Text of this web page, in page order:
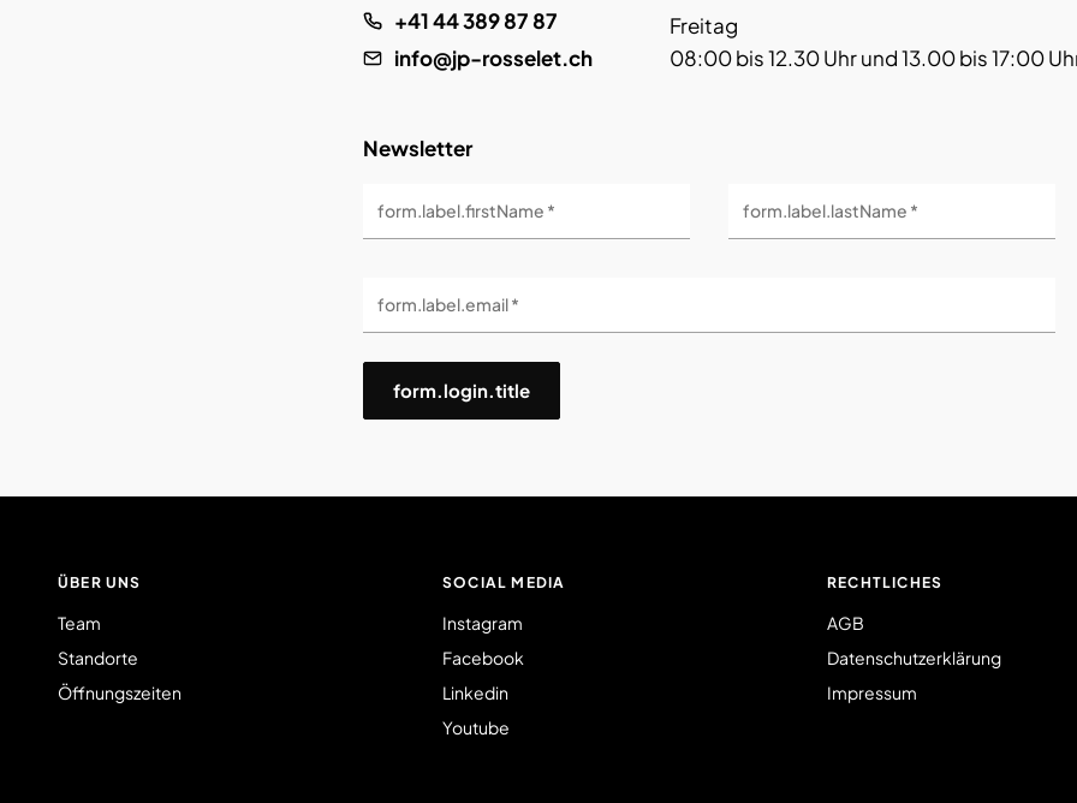
+41 44 389 87 87
info@jp-rosselet.ch
Freitag
08:00 bis 12.30 Uhr und 13.00 bis 17:00
Newsletter
form.label.firstName * form.label.lastName *
form.label.email *
form.login.title
ÜBER UNS
Team
Standorte
Öffnungszeiten
SOCIAL MEDIA
Instagram
Facebook
Linkedin
Youtube
RECHTLICHES
AGB
Datenschutzerklärung
Impressum